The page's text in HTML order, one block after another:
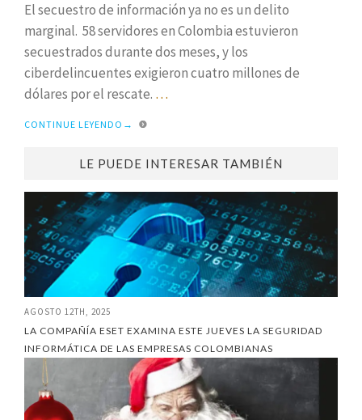
El secuestro de información ya no es un delito
marginal. 58 servidores en Colombia estuvieron
secuestrados durante dos meses, y los
ciberdelincuentes exigieron cuatro millones de
dólares por el rescate. …
CONTINUE LEYENDO →
LE PUEDE INTERESAR TAMBIÉN
AGOSTO 12TH, 2025
LA COMPAÑÍA ESET EXAMINA ESTE JUEVES LA SEGURIDAD
INFORMÁTICA DE LAS EMPRESAS COLOMBIANAS